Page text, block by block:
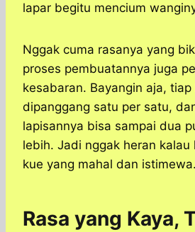
lapar begitu mencium
Nggak cuma rasanya yang
proses pembuatannya juga
kesabaran. Bayangin aja,
dipanggang satu per satu,
lapisannya bisa sampai dua
lebih. Jadi nggak heran kalau
kue yang mahal dan istimewa.
Rasa yang Kaya,